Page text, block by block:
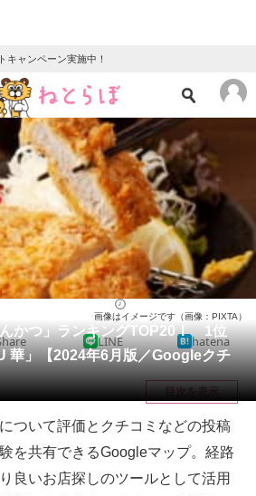
キャンペーン実施中！
ニュース
クイズ
地域
教育・育児
リサーチ
ページ
レンド
かつ」ランキングTOP20！ 1位
華」【2024年6月版／Googleクチ
画像はイメージです（画像：PIXTA）
LINE hatena
目次を表示
ついて評価とクチコミなどの投稿
を共有できるGoogleマップ。経路
良いお店探しのツールとして活用